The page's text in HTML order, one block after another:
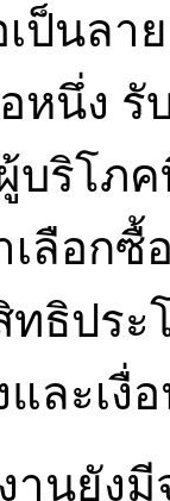
ป็นลา
หนึ่ง รั
บริโภ
ลือกซื้
ทธิปร
ละเงื่
านยัง